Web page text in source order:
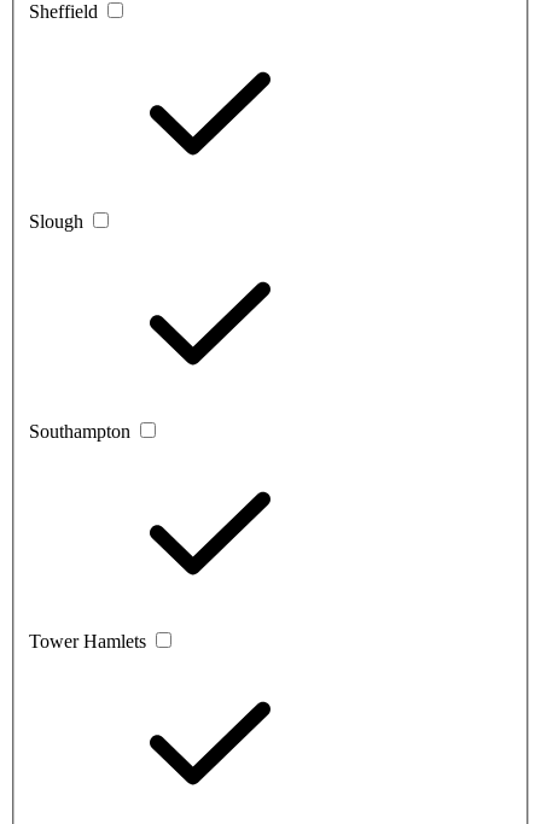
Sheffield
Slough
Southampton
Tower Hamlets